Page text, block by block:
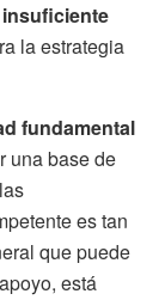
insuficiente
la estrategia
fundamental
una base de
es tan
que puede
está